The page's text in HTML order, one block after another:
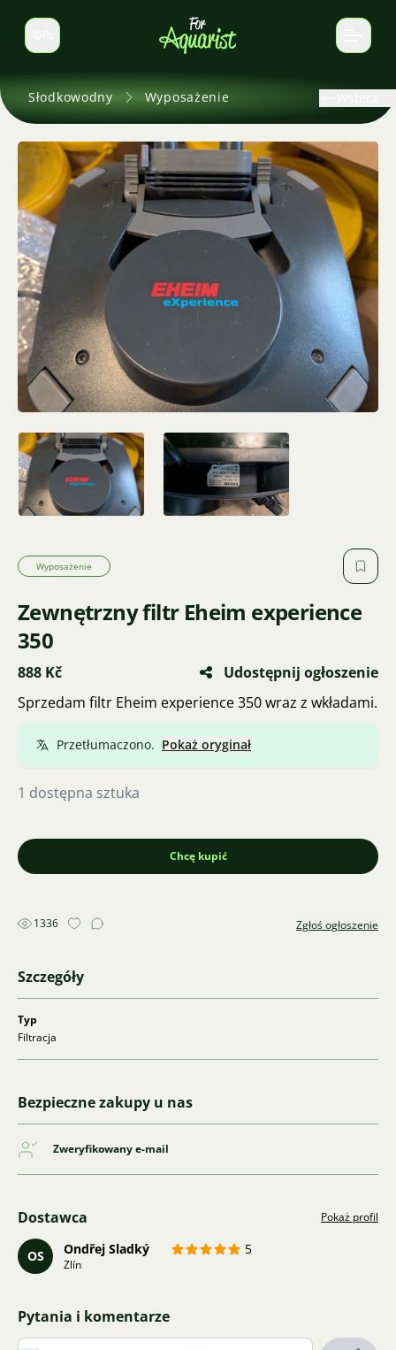
Zmień język
Słodkowodny Wyposażenie
Wyposażenie
Zewnętrzny filtr Eheim experience
350
888 Kč
Udostępnij ogłoszenie
Sprzedam filtr Eheim experience 350 wraz z wkładami.
Przetłumaczono. Pokaż oryginał
1 dostępna sztuka
Chcę kupić
1336 Zgłoś ogłoszenie
Szczegóły
Typ
Filtracja
Bezpieczne zakupy u nas
Zweryfikowany e-mail
Dostawca Pokaż profil
OS Ondřej Sladký 5
Zlín
Pytania i komentarze